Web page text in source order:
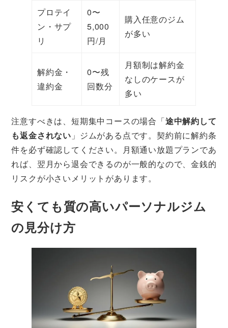
プロテイ
ン・サプ
リ
0〜
5,000
円/月
購入任意のジム
が多い
解約金・
違約金
0〜残
回数分
月額制は解約金
なしのケースが
多い
注意すべきは、短期集中コースの場合「途中解約して
も返金されない 」ジムがある点です。契約前に解約条
件を必ず確認してください。月額通い放題プランであ
れば、翌月から退会できるのが一般的なので、金銭的
リスクが小さいメリットがあります。
安くても質の高いパーソナルジム
の見分け方